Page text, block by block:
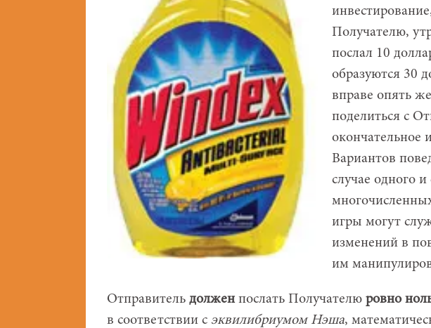
Получателю,
послал 10
образуются 30
вправе опять
поделиться с
окончательное
Вариантов
случае одного
игры могут
изменений в
им
Отправитель долженпослать Получателю ровно
в соответствии с эквилибриумом Нэша,